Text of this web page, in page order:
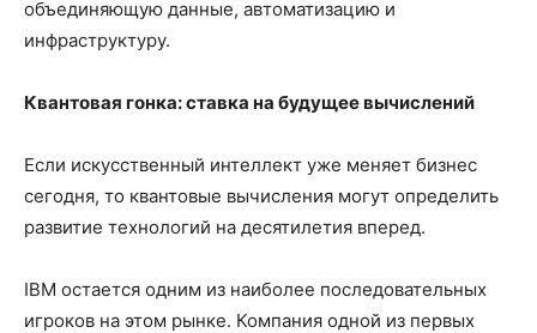
объединяющую данные, автоматизацию и
инфраструктуру.
Квантовая гонка: ставка на будущее вычислений
Если искусственный интеллект уже меняет бизнес
сегодня, то квантовые вычисления могут определить
развитие технологий на десятилетия вперед.
IBM остается одним из наиболее последовательных
игроков на этом рынке. Компания одной из первых